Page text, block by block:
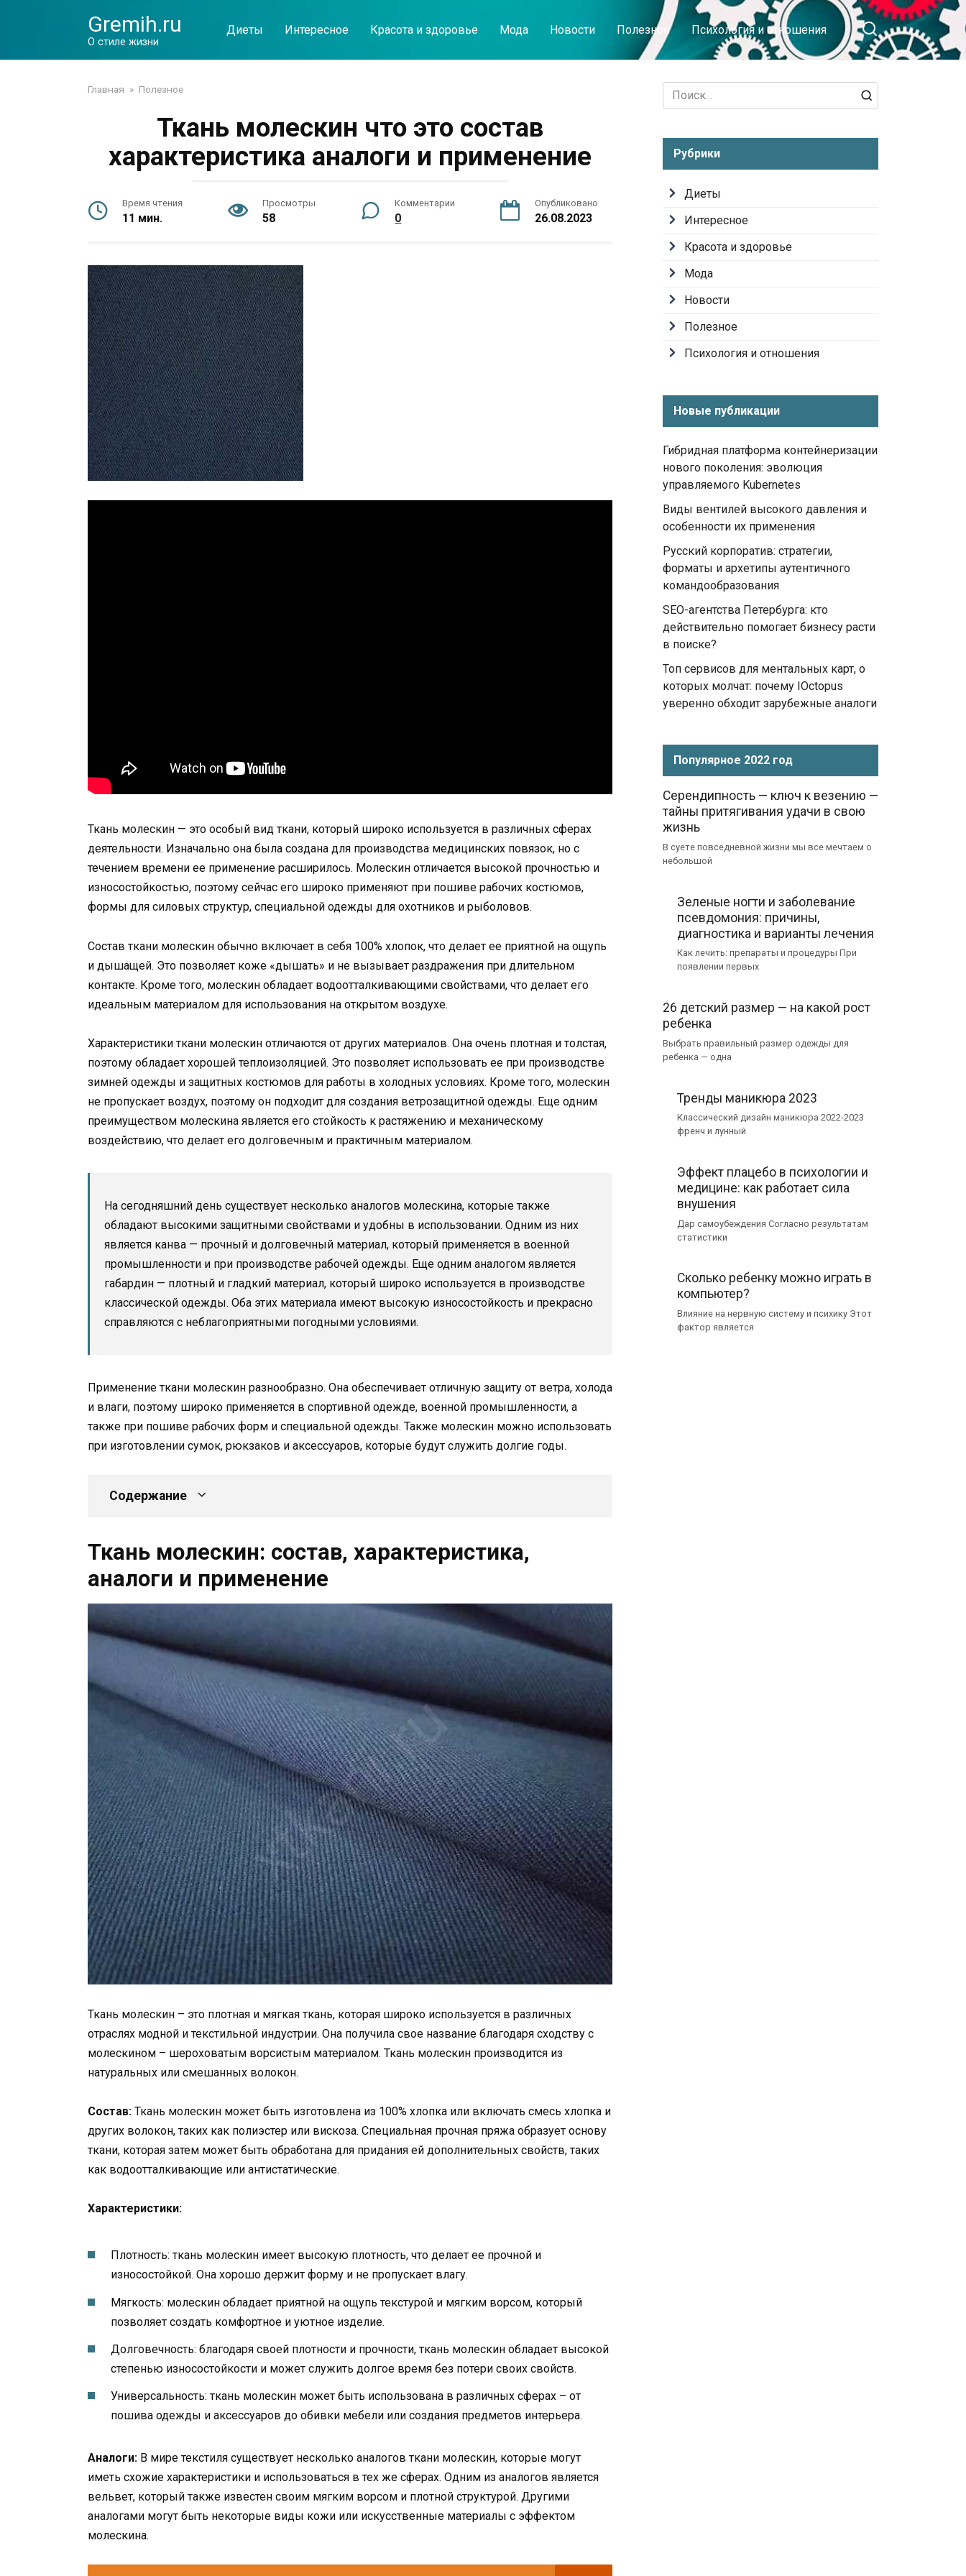
Gremih.ru
О стиле жизни
Диеты Интересное Красота и здоровье Мода Новости Полезное Психология и отношения
Главная » Полезное
Ткань молескин что это состав
характеристика аналоги и применение
Время чтения
11 мин.
Просмотры
58
Комментарии
0
Опубликовано
26.08.2023
Ткань молескин — это особый вид ткани, который широко используется в различных сферах
деятельности. Изначально она была создана для производства медицинских повязок, но с
течением времени ее применение расширилось. Молескин отличается высокой прочностью и
износостойкостью, поэтому сейчас его широко применяют при пошиве рабочих костюмов,
формы для силовых структур, специальной одежды для охотников и рыболовов.
Состав ткани молескин обычно включает в себя 100% хлопок, что делает ее приятной на ощупь
и дышащей. Это позволяет коже «дышать» и не вызывает раздражения при длительном
контакте. Кроме того, молескин обладает водоотталкивающими свойствами, что делает его
идеальным материалом для использования на открытом воздухе.
Характеристики ткани молескин отличаются от других материалов. Она очень плотная и толстая,
поэтому обладает хорошей теплоизоляцией. Это позволяет использовать ее при производстве
зимней одежды и защитных костюмов для работы в холодных условиях. Кроме того, молескин
не пропускает воздух, поэтому он подходит для создания ветрозащитной одежды. Еще одним
преимуществом молескина является его стойкость к растяжению и механическому
воздействию, что делает его долговечным и практичным материалом.
На сегодняшний день существует несколько аналогов молескина, которые также
обладают высокими защитными свойствами и удобны в использовании. Одним из них
является канва — прочный и долговечный материал, который применяется в военной
промышленности и при производстве рабочей одежды. Еще одним аналогом является
габардин — плотный и гладкий материал, который широко используется в производстве
классической одежды. Оба этих материала имеют высокую износостойкость и прекрасно
справляются с неблагоприятными погодными условиями.
Применение ткани молескин разнообразно. Она обеспечивает отличную защиту от ветра, холода
и влаги, поэтому широко применяется в спортивной одежде, военной промышленности, а
также при пошиве рабочих форм и специальной одежды. Также молескин можно использовать
при изготовлении сумок, рюкзаков и аксессуаров, которые будут служить долгие годы.
Содержание
Ткань молескин: состав, характеристика,
аналоги и применение
Ткань молескин – это плотная и мягкая ткань, которая широко используется в различных
отраслях модной и текстильной индустрии. Она получила свое название благодаря сходству с
молескином – шероховатым ворсистым материалом. Ткань молескин производится из
натуральных или смешанных волокон.
Состав: Ткань молескин может быть изготовлена из 100% хлопка или включать смесь хлопка и
других волокон, таких как полиэстер или вискоза. Специальная прочная пряжа образует основу
ткани, которая затем может быть обработана для придания ей дополнительных свойств, таких
как водоотталкивающие или антистатические.
Характеристики:
Плотность: ткань молескин имеет высокую плотность, что делает ее прочной и
износостойкой. Она хорошо держит форму и не пропускает влагу.
Мягкость: молескин обладает приятной на ощупь текстурой и мягким ворсом, который
позволяет создать комфортное и уютное изделие.
Долговечность: благодаря своей плотности и прочности, ткань молескин обладает высокой
степенью износостойкости и может служить долгое время без потери своих свойств.
Универсальность: ткань молескин может быть использована в различных сферах – от
пошива одежды и аксессуаров до обивки мебели или создания предметов интерьера.
Аналоги: В мире текстиля существует несколько аналогов ткани молескин, которые могут
иметь схожие характеристики и использоваться в тех же сферах. Одним из аналогов является
вельвет, который также известен своим мягким ворсом и плотной структурой. Другими
аналогами могут быть некоторые виды кожи или искусственные материалы с эффектом
молескина.
Search
for:
Рубрики
Диеты
Интересное
Красота и здоровье
Мода
Новости
Полезное
Психология и отношения
Новые публикации
Гибридная платформа контейнеризации
нового поколения: эволюция
управляемого Kubernetes
Виды вентилей высокого давления и
особенности их применения
Русский корпоратив: стратегии,
форматы и архетипы аутентичного
командообразования
SEO-агентства Петербурга: кто
действительно помогает бизнесу расти
в поиске?
Топ сервисов для ментальных карт, о
которых молчат: почему IOctopus
уверенно обходит зарубежные аналоги
Популярное 2022 год
Серендипность — ключ к везению —
тайны притягивания удачи в свою
жизнь
В суете повседневной жизни мы все мечтаем о
небольшой
Зеленые ногти и заболевание
псевдомония: причины,
диагностика и варианты лечения
Как лечить: препараты и процедуры При
появлении первых
26 детский размер — на какой рост
ребенка
Выбрать правильный размер одежды для
ребенка — одна
Тренды маникюра 2023
Классический дизайн маникюра 2022-2023
френч и лунный
Эффект плацебо в психологии и
медицине: как работает сила
внушения
Дар самоубеждения Согласно результатам
статистики
Сколько ребенку можно играть в
компьютер?
Влияние на нервную систему и психику Этот
фактор является